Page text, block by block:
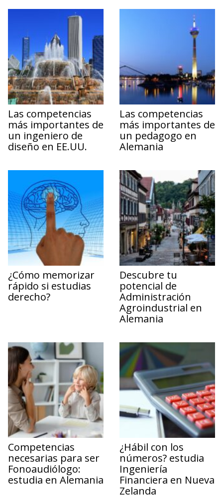
Las competencias
más importantes de
un ingeniero de
diseño en EE.UU.
Las competencias
más importantes de
un pedagogo en
Alemania
¿Cómo memorizar
rápido si estudias
derecho?
Descubre tu
potencial de
Administración
Agroindustrial en
Alemania
Competencias
necesarias para ser
Fonoaudiólogo:
estudia en Alemania
¿Hábil con los
números? estudia
Ingeniería
Financiera en Nueva
Zelanda